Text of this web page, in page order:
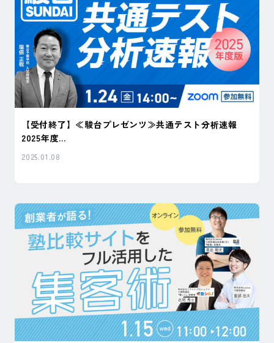
【受付終了】≪駿台プレゼンツ≫共通テスト分析速報
2025年度...
2025.01.08